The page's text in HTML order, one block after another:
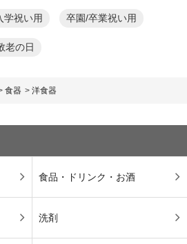
学祝い用 卒園/卒業祝い用
老の日
食器 > 洋食器
食品・ドリンク・お酒
洗剤